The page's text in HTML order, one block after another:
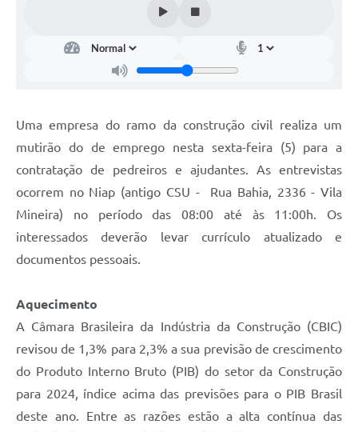
Uma empresa do ramo da construção civil realiza um
mutirão do de emprego nesta sexta-feira (5) para a
contratação de pedreiros e ajudantes. As entrevistas
ocorrem no Niap (antigo CSU - Rua Bahia, 2336 - Vila
Mineira) no período das 08:00 até às 11:00h. Os
interessados deverão levar currículo atualizado e
documentos pessoais.
Aquecimento
A Câmara Brasileira da Indústria da Construção (CBIC)
revisou de 1,3% para 2,3% a sua previsão de crescimento
do Produto Interno Bruto (PIB) do setor da Construção
para 2024, índice acima das previsões para o PIB Brasil
deste ano. Entre as razões estão a alta contínua das